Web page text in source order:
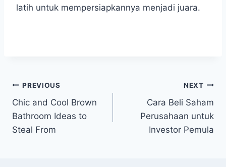
latih untuk mempersiapkannya menjadi juara.
Post
navigation
PREVIOUS
Chic and Cool Brown
Bathroom Ideas to
Steal From
NEXT
Cara Beli Saham
Perusahaan untuk
Investor Pemula